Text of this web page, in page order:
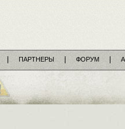
ПАРТНЕРЫ ФОРУМ